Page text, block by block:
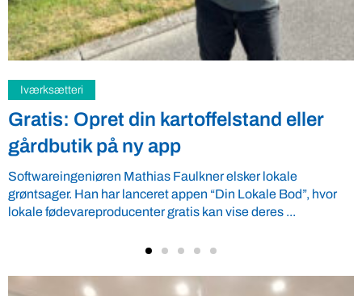
Samfund
Fredspligt giver landmænd strategisk
fordel
Arbejdsgiverforeningen GLS-A tilbyder ordnede forhold, som
giver ro i maven til landmænd – også i usikre tider. VBF byder
velkommen ...